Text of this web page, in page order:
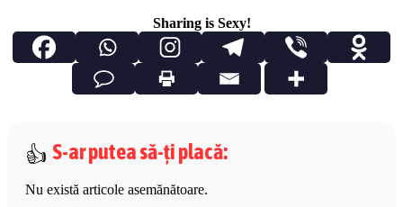
Sharing is Sexy!
S-ar putea să-ți placă:
Nu există articole asemănătoare.